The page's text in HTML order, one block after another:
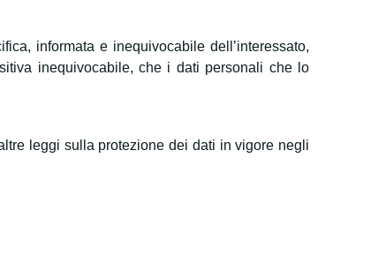
informata e inequivocabile dell’interessato,
inequivocabile, che i dati personali che lo
leggi sulla protezione dei dati in vigore negli